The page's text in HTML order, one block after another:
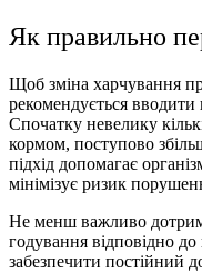
Як правильно
Щоб зміна харчування
рекомендується
Спочатку невелику
кормом, поступово
підхід допомагає
мінімізує ризик
Не менш важливо
годування відповідно до
забезпечити постійний